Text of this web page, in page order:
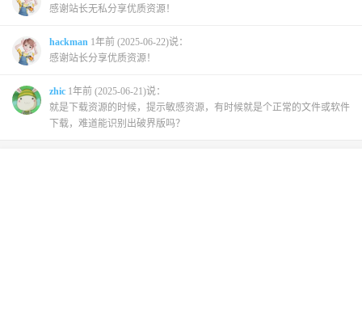
感谢站长无私分享优质资源！
hackman 1年前 (2025-06-22)说：
感谢站长分享优质资源！
zhic 1年前 (2025-06-21)说：
就是下载资源的时候，提示敏感资源，有时候就是个正常的文件或软件
下载，难道能识别出破界版吗？